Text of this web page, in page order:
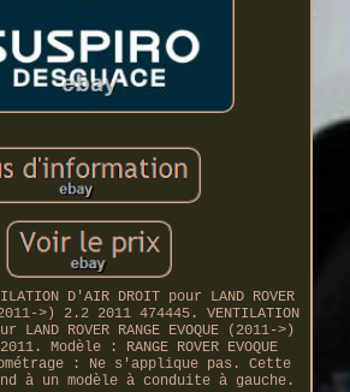
D'AIR DROIT pour LAND ROVER
(2011->) 2.2 2011 474445. VENTILATION
LAND ROVER RANGE EVOQUE (2011->)
Modèle : RANGE ROVER EVOQUE
: Ne s'applique pas. Cette
à un modèle à conduite à gauche.